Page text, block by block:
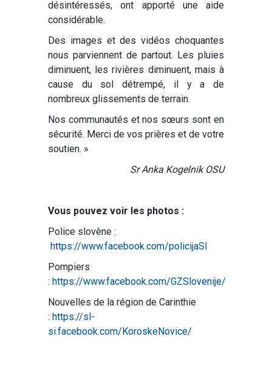
désintéressés, ont apporté une aide
considérable.
Des images et des vidéos choquantes
nous parviennent de partout. Les pluies
diminuent, les rivières diminuent, mais à
cause du sol détrempé, il y a de
nombreux glissements de terrain.
Nos communautés et nos sœurs sont en
sécurité. Merci de vos prières et de votre
soutien. »
Sr Anka Kogelnik OSU
Vous pouvez voir les photos :
Police slovène :
https://www.facebook.com/policijaSI
Pompiers
: https://www.facebook.com/GZSlovenije/
Nouvelles de la région de Carinthie
: https://sl-
si.facebook.com/KoroskeNovice/